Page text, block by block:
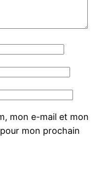
mon e-mail et mon
mon prochain